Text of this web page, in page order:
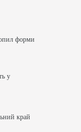
опил форми
у
край